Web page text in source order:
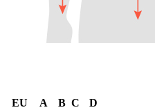
EU A B C
D